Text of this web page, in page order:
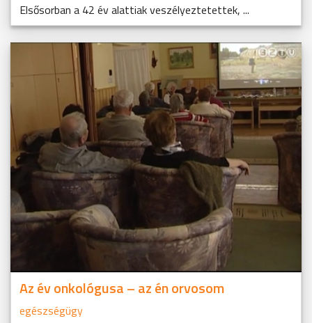
Elsősorban a 42 év alattiak veszélyeztetettek, ...
Az év onkológusa – az én orvosom
egészségügy